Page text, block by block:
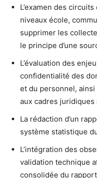
L’examen des
niveaux école,
supprimer les
le principe d’une
L’évaluation des
confidentialité des
et du personnel, ainsi
aux cadres juridiques
La rédaction d’un
système statistique
L’intégration des
validation technique
consolidée du